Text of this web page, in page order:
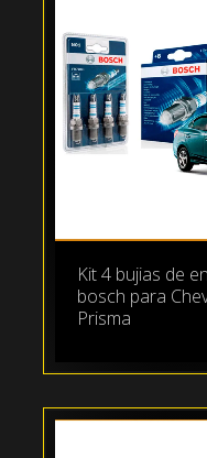
Kit 4 bujias de
bosch para
Prisma